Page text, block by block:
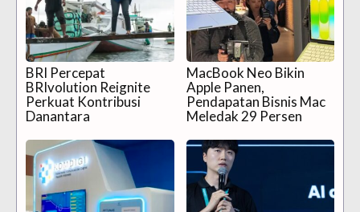
BRI Percepat
BRIvolution Reignite
Perkuat Kontribusi
Danantara
MacBook Neo Bikin
Apple Panen,
Pendapatan Bisnis Mac
Meledak 29 Persen